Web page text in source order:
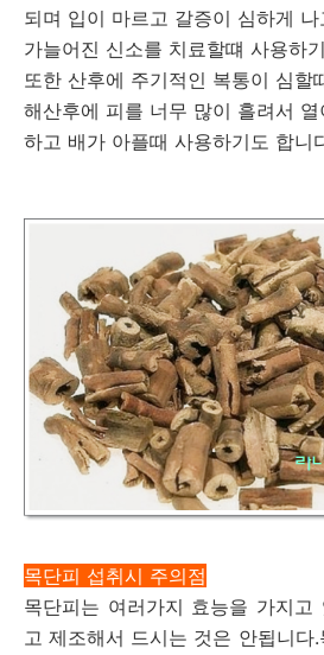
되며 입이 마르고 갈증이 심하게
가늘어진 신소를 치료할떄 사용하
또한 산후에 주기적인 복통이 심할
해산후에 피를 너무 많이 흘려서
하고 배가 아플때 사용하기도 합니
목단피 섭취시 주의점
목단피는 여러가지 효능을 가지고
고 제조해서 드시는 것은 안됩니다